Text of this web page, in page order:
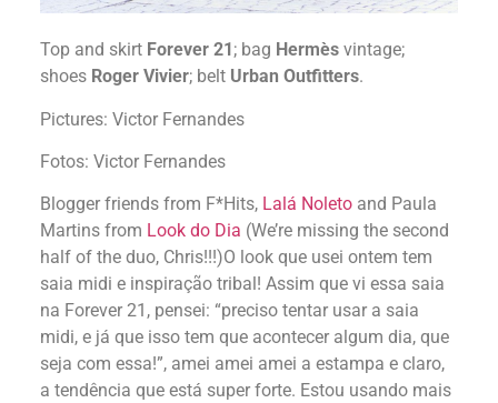
Top and skirt Forever 21; bag Hermès vintage;
shoes Roger Vivier; belt Urban Outfitters.
Pictures: Victor Fernandes
Fotos: Victor Fernandes
Blogger friends from F*Hits, Lalá Noleto and Paula
Martins from Look do Dia (We’re missing the second
half of the duo, Chris!!!)O look que usei ontem tem
saia midi e inspiração tribal! Assim que vi essa saia
na Forever 21, pensei: “preciso tentar usar a saia
midi, e já que isso tem que acontecer algum dia, que
seja com essa!”, amei amei amei a estampa e claro,
a tendência que está super forte. Estou usando mais